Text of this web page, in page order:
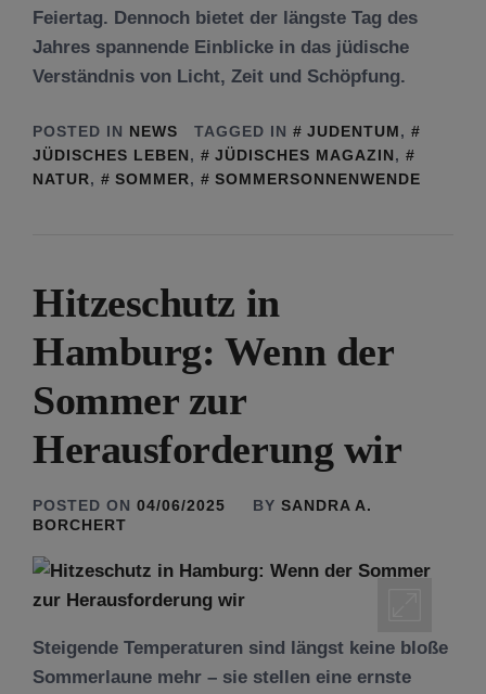
Feiertag. Dennoch bietet der längste Tag des
Jahres spannende Einblicke in das jüdische
Verständnis von Licht, Zeit und Schöpfung.
POSTED IN NEWS TAGGED IN JUDENTUM,
JÜDISCHES LEBEN, JÜDISCHES MAGAZIN,
NATUR, SOMMER, SOMMERSONNENWENDE
Hitzeschutz in
Hamburg: Wenn der
Sommer zur
Herausforderung wir
POSTED ON 04/06/2025 BY SANDRA A.
BORCHERT
Steigende Temperaturen sind längst keine bloße
Sommerlaune mehr – sie stellen eine ernste